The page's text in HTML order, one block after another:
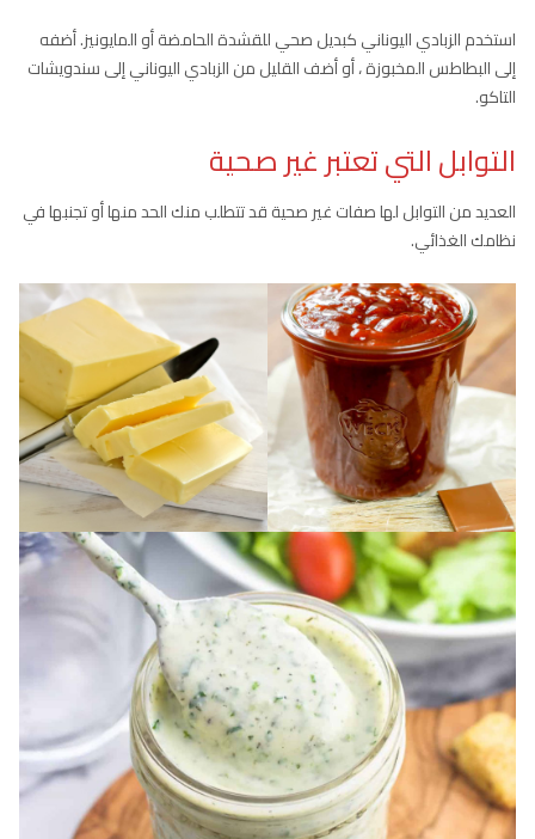
استخدم الزبادي اليوناني كبديل صحي للقشدة الحامضة أو المايونيز. أضفه
إلى البطاطس المخبوزة ، أو أضف القليل من الزبادي اليوناني إلى سندويشات
التاكو.
التوابل التي تعتبر غير صحية
العديد من التوابل لها صفات غير صحية قد تتطلب منك الحد منها أو تجنبها في
نظامك الغذائي.